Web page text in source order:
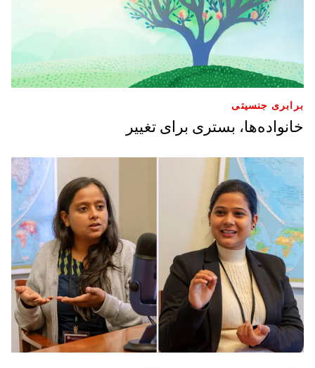
برابری جنسیتی
خانواده‌ها، بستری برای تغییر